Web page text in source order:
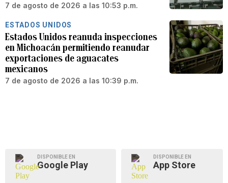
7 de agosto de 2026 a las 10:53 p.m.
ESTADOS UNIDOS
Estados Unidos reanuda inspecciones
en Michoacán permitiendo reanudar
exportaciones de aguacates
mexicanos
7 de agosto de 2026 a las 10:39 p.m.
DISPONIBLE EN
Google Play
DISPONIBLE EN
App Store